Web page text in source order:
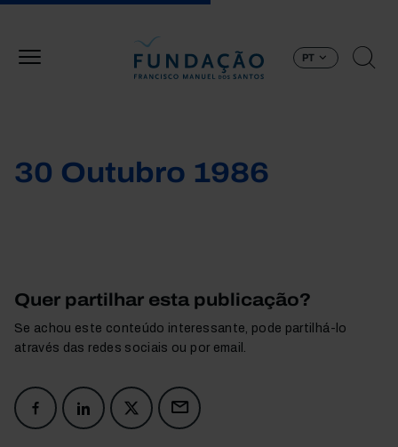
PT
30 Outubro 1986
Quer partilhar esta publicação?
Se achou este conteúdo interessante, pode partilhá-lo
através das redes sociais ou por email.